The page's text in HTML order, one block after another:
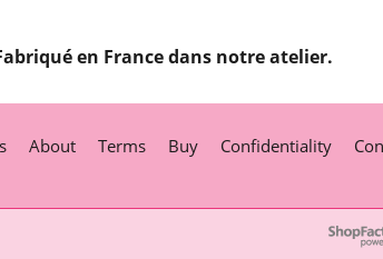
en France dans notre atelier.
About Terms Buy Confidentiality
To create
ShopFactory